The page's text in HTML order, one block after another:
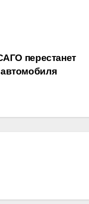
перестанет